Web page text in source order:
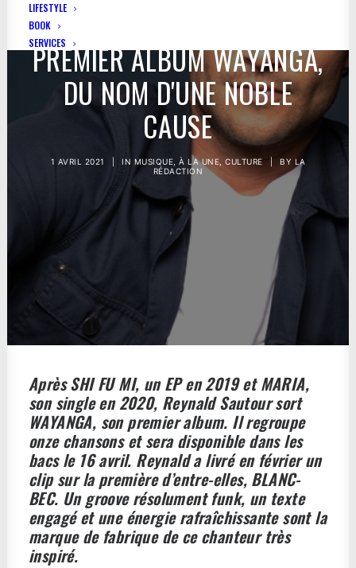
LIFESTYLE
BOOK
SERVICESREYNALD BAPTISE SON
PREMIER ALBUM WAYANGA,
DU NOM D'UNE NOBLE
CAUSE
1 AVRIL 2021 IN MUSIQUE À LA UNE CULTURE BY LA
RÉDACTION
Après SHI FU MI, un EP en 2019 et MARIA,
son single en 2020, Reynald Sautour sort
WAYANGA, son premier album. Il regroupe
onze chansons et sera disponible dans les
bacs le 16 avril. Reynald a livré en février un
clip sur la première d’entre-elles, BLANC-
BEC. Un groove résolument funk, un texte
engagé et une énergie rafraîchissante sont la
marque de fabrique de ce chanteur très
inspiré.